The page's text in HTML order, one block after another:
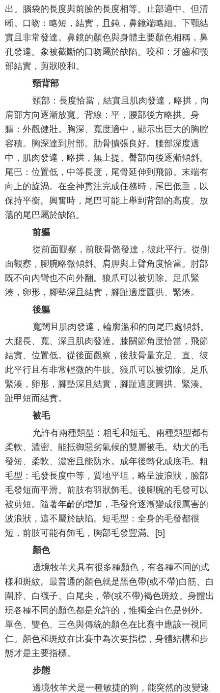
出。腦袋的長度與前臉的長度相等。止部適中、但清
晰。口吻：略短，結實，且鈍，鼻鏡端略細。下颚結
實且非常發達。鼻鏡的顏色與身體主要顏色相稱，鼻
孔發達。象被截斷的口吻屬於缺陷。咬和：牙齒和颚
部結實，剪狀咬和。
頸背部
頸部：長度恰當，結實且肌肉發達，略拱，向
肩部方向逐漸放寬。背線：平，腰部後方略拱。身
軀：外觀健壯。胸深、寬度適中，顯示出巨大的胸腔
容積。胸深達到肘部。肋骨擴張良好。腰部深度適
中，肌肉發達，略拱，無上提。臀部向後逐漸傾斜。
尾巴：位置低，中等長度，尾骨延伸到飛節。末端有
向上的旋渦。在全神貫注完成任務時，尾巴低垂，以
保持平衡。興奮時，尾巴可能上舉到背部的高度。放
蕩的尾巴屬於缺陷。
前軀
從前面觀察，前肢骨骼發達，彼此平行。從側
面觀察，腳腕略微傾斜。肩胛與上臂角度恰當。肘部
既不向內彎也不向外翻。狼爪可以被切除。足爪緊
湊，卵形，腳墊深且結實，腳趾適度圓拱、緊湊。
後軀
寬闊且肌肉發達，輪廓溫和的向尾巴處傾斜。
大腿長、寬、深且肌肉發達。膝關節角度恰當，飛節
結實、位置低。從後面觀察，後肢骨量充足、直、彼
此平行且有非常輕微的牛肢。狼爪可以被切除。足爪
緊湊，卵形，腳墊深且結實，腳趾適度圓拱、緊湊。
趾甲短而結實。
被毛
允許有兩種類型：粗毛和短毛。兩種類型都有
柔軟、濃密、能抵御惡劣氣候的雙層被毛。幼犬的毛
發短、柔軟、濃密且能防水。成年後轉化成底毛。粗
毛型：毛發長度中等，質地平坦，略呈波浪狀，臉部
毛發短而平滑。前肢有羽狀飾毛。後腳腕的毛發可以
被剪短。隨著年齡的增加，毛發會逐漸變成很厲害的
波浪狀，這不屬於缺陷。短毛型：全身的毛發都很
短，前肢可能有飾毛，胸部毛發豐滿。[5]
顏色
邊境牧羊犬具有很多種顏色，有各種不同的式
樣和斑紋。最普通的顏色就是黑色帶(或不帶)白筋、白
圍脖、白襪子、白尾尖，帶(或不帶)褐色斑紋。身體出
現各種不同的顏色都是允許的，惟獨全白色是例外。
單色、雙色、三色與傳統的顏色在比賽中應該一視同
仁。顏色和斑紋在比賽中為次要指標，身體結構和步
態才是主要指標。
步態
邊境牧羊犬是一種敏捷的狗，能突然的改變速